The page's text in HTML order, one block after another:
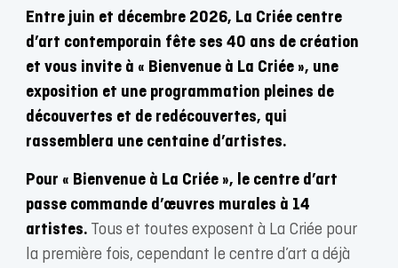
Entre juin et décembre 2026, La Criée centre
d’art contemporain fête ses 40 ans de création
et vous invite à « Bienvenue à La Criée », une
exposition et une programmation pleines de
découvertes et de redécouvertes, qui
rassemblera une centaine d’artistes.
Pour « Bienvenue à La Criée », le centre d’art
passe commande d’œuvres murales à 14
artistes.Tous et toutes exposent à La Criée pour
la première fois, cependant le centre d’art a déjà